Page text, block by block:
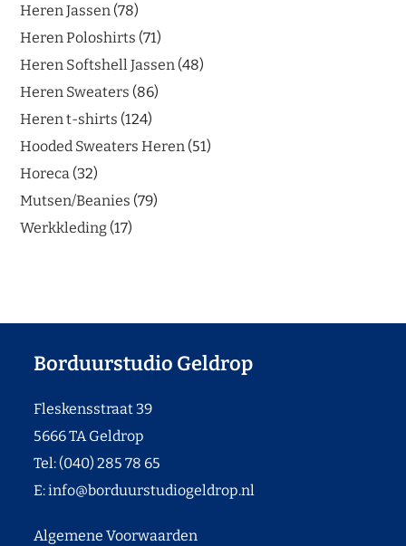
Heren Jassen 78
Heren Poloshirts 71
Heren Softshell Jassen 48
Heren Sweaters 86
Heren t-shirts 124
Hooded Sweaters Heren 51
Horeca 32
Mutsen/Beanies 79
Werkkleding 17
Borduurstudio Geldrop
Fleskensstraat 39
5666 TA Geldrop
Tel: (040) 285 78 65
E:info@borduurstudiogeldrop.nl
Algemene Voorwaarden